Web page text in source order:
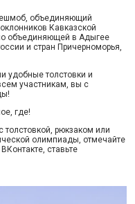
объединяющий
Кавказской
объединяющей в Адыгее
и стран Причерноморья,
удобные толстовки и
участникам, вы с
где!
рюкзаком или
олимпиады, отмечайте
ставьте